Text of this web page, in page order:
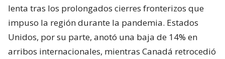
lenta tras los prolongados cierres fronterizos que
impuso la región durante la pandemia. Estados
Unidos, por su parte, anotó una baja de 14% en
arribos internacionales, mientras Canadá retrocedió